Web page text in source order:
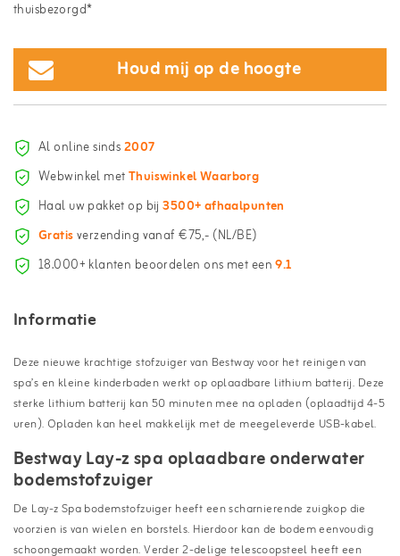
thuisbezorgd*
Houd mij op de hoogte
Al online sinds2007
Webwinkel metThuiswinkel Waarborg
Haal uw pakket op bij3500+ afhaalpunten
Gratisverzending vanaf €75,- (NL/BE)
18.000+ klanten beoordelen ons met een9.1
Informatie
Deze nieuwe krachtige stofzuiger van Bestway voor het reinigen van
spa’s en kleine kinderbaden werkt op oplaadbare lithium batterij. Deze
sterke lithium batterij kan 50 minuten mee na opladen (oplaadtijd 4-5
uren). Opladen kan heel makkelijk met de meegeleverde USB-kabel.
Bestway Lay-z spa oplaadbare onderwater
bodemstofzuiger
De Lay-z Spa bodemstofzuiger heeft een scharnierende zuigkop die
voorzien is van wielen en borstels. Hierdoor kan de bodem eenvoudig
schoongemaakt worden. Verder 2-delige telescoopsteel heeft een